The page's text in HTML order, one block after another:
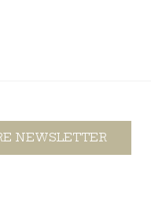
NEWSLETTER